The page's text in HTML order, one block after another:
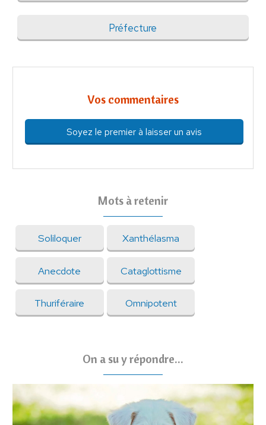
Préfecture
Vos commentaires
Soyez le premier à laisser un avis
Mots à retenir
Soliloquer Xanthélasma
Anecdote Cataglottisme
Thuriféraire Omnipotent
On a su y répondre...